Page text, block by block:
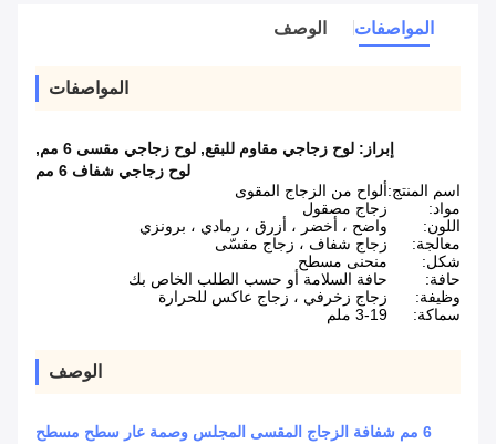
المواصفات الوصف
المواصفات
إبراز: لوح زجاجي مقاوم للبقع, لوح زجاجي مقسى 6 مم
,
لوح زجاجي شفاف 6 مم
اسم المنتج:ألواح من الزجاج المقوى
مواد:
زجاج مصقول
اللون:
واضح ، أخضر ، أزرق ، رمادي ، برونزي
معالجة:
زجاج شفاف ، زجاج مقسّى
شكل:
منحنى مسطح
حافة:
حافة السلامة أو حسب الطلب الخاص بك
وظيفة:
زجاج زخرفي ، زجاج عاكس للحرارة
سماكة:
3-19 ملم
الوصف
6 مم شفافة الزجاج المقسى المجلس وصمة عار سطح مسطح